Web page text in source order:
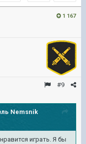
1 167
#9
Nemsnik
играть. Я бы